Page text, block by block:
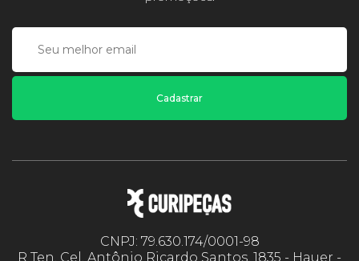
Cadastrar
CNPJ: 79.630.174/0001-98
R Ten. Cel. Antônio Ricardo Santos, 1835 - Hauer -